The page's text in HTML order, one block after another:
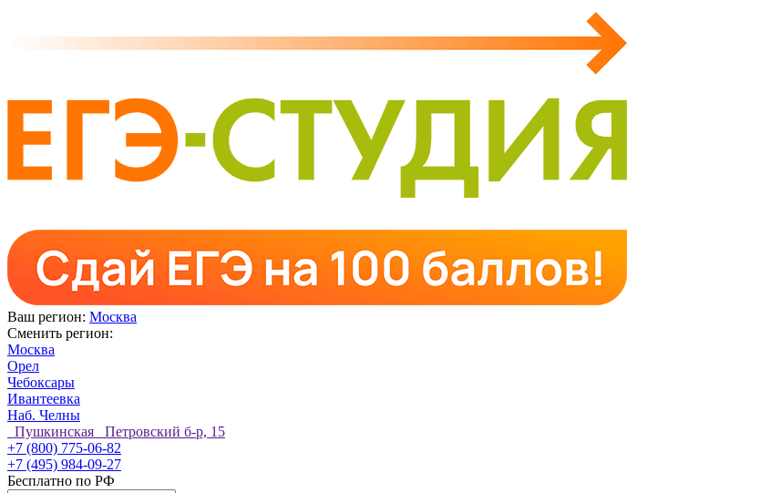
Ваш регион: Москва
Сменить регион:
Москва
Орел
Чебоксары
Ивантеевка
Наб. Челны
Пушкинская Петровский б-р, 15
+7 (800) 775-06-82
+7 (495) 984-09-27
Бесплатно по РФ